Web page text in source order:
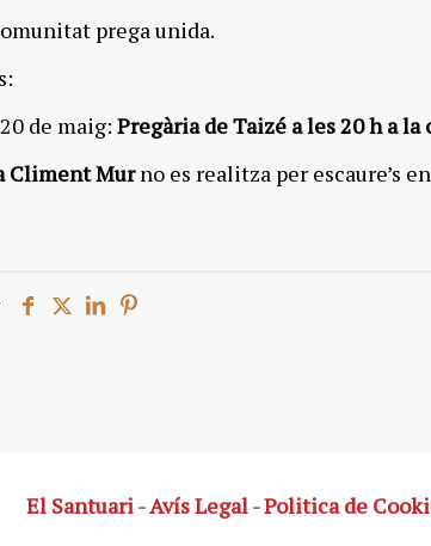
prega unida.
de maig: Pregària de Taizé a les 20 h a la
Climent Murno es realitza per escaure’s
El Santuari-Avís Legal-Politica de